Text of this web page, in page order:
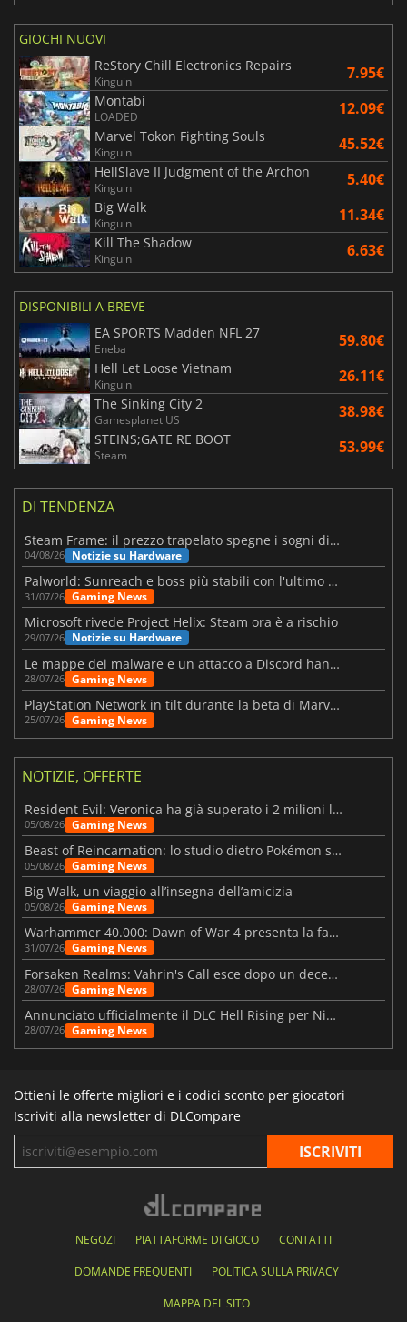
GIOCHI NUOVI
ReStory Chill Electronics Repairs
Kinguin 7.95€
Montabi
LOADED 12.09€
Marvel Tokon Fighting Souls
Kinguin 45.52€
HellSlave II Judgment of the Archon
Kinguin 5.40€
Big Walk
Kinguin 11.34€
Kill The Shadow
Kinguin 6.63€
DISPONIBILI A BREVE
EA SPORTS Madden NFL 27
Eneba 59.80€
Hell Let Loose Vietnam
Kinguin 26.11€
The Sinking City 2
Gamesplanet US 38.98€
STEINS;GATE RE BOOT
Steam 53.99€
DI TENDENZA
Steam Frame: il prezzo trapelato spegne i sogni di un VR economico
04/08/26 Notizie su Hardware
Palworld: Sunreach e boss più stabili con l'ultimo update
31/07/26 Gaming News
Microsoft rivede Project Helix: Steam ora è a rischio
29/07/26 Notizie su Hardware
Le mappe dei malware e un attacco a Discord hanno colpito Meccha Chameleon
28/07/26 Gaming News
PlayStation Network in tilt durante la beta di Marvel Tōkon
25/07/26 Gaming News
NOTIZIE, OFFERTE
Resident Evil: Veronica ha già superato i 2 milioni liste dei desideri
05/08/26 Gaming News
Beast of Reincarnation: lo studio dietro Pokémon su una nuova strada
05/08/26 Gaming News
Big Walk, un viaggio all’insegna dell’amicizia
05/08/26 Gaming News
Warhammer 40.000: Dawn of War 4 presenta la fazione dei Necron
31/07/26 Gaming News
Forsaken Realms: Vahrin's Call esce dopo un decennio di sviluppo
28/07/26 Gaming News
Annunciato ufficialmente il DLC Hell Rising per Nioh 3
28/07/26 Gaming News
Ottieni le offerte migliori e i codici sconto per giocatori
Iscriviti alla newsletter di DLCompare
NEGOZI PIATTAFORME DI GIOCO CONTATTI
DOMANDE FREQUENTI POLITICA SULLA PRIVACY
MAPPA DEL SITO